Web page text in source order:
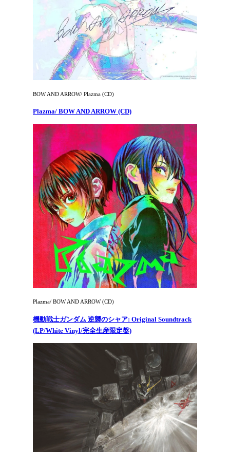
BOW AND ARROW/ Plazma (CD)
Plazma/ BOW AND ARROW (CD)
Plazma/ BOW AND ARROW (CD)
機動戦士ガンダム 逆襲のシャア: Original Soundtrack
(LP/White Vinyl/完全生産限定盤)